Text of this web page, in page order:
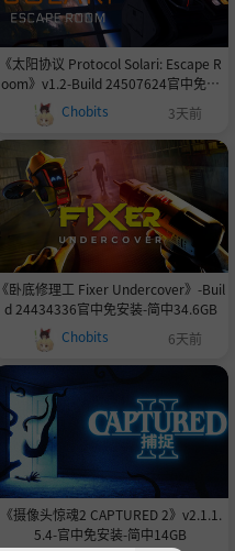
《太阳协议 Protocol Solari: Escape R
oom》v1.2-Build 24507624官中免安
装-简中841.6MB
Chobits 3天前
《卧底修理工 Fixer Undercover》-Buil
d 24434336官中免安装-简中34.6GB
Chobits
6天前
《摄像头惊魂2 CAPTURED 2》v2.1.1.
5.4-官中免安装-简中14GB